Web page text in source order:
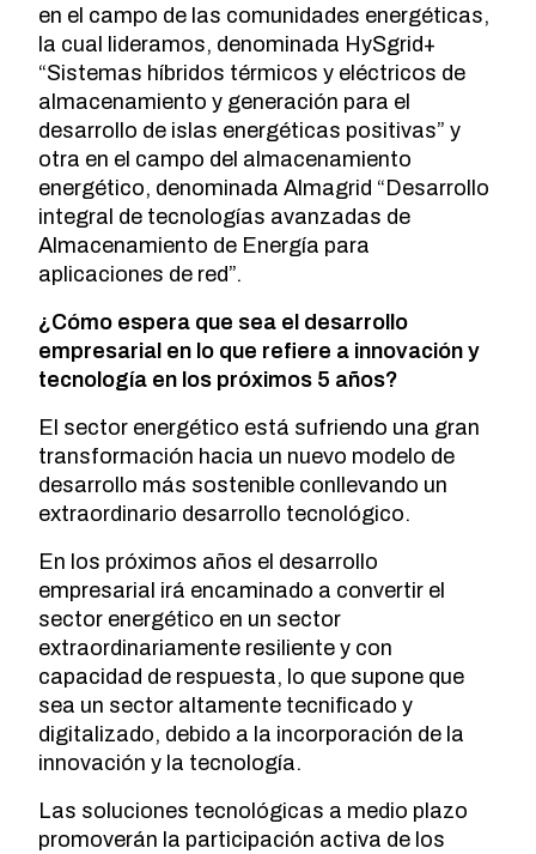
en el campo de las comunidades energéticas,
la cual lideramos, denominada HySgrid+
“Sistemas híbridos térmicos y eléctricos de
almacenamiento y generación para el
desarrollo de islas energéticas positivas” y
otra en el campo del almacenamiento
energético, denominada Almagrid “Desarrollo
integral de tecnologías avanzadas de
Almacenamiento de Energía para
aplicaciones de red”.
¿Cómo espera que sea el desarrollo
empresarial en lo que refiere a innovación y
tecnología en los próximos 5 años?
El sector energético está sufriendo una gran
transformación hacia un nuevo modelo de
desarrollo más sostenible conllevando un
extraordinario desarrollo tecnológico.
En los próximos años el desarrollo
empresarial irá encaminado a convertir el
sector energético en un sector
extraordinariamente resiliente y con
capacidad de respuesta, lo que supone que
sea un sector altamente tecnificado y
digitalizado, debido a la incorporación de la
innovación y la tecnología.
Las soluciones tecnológicas a medio plazo
promoverán la participación activa de los